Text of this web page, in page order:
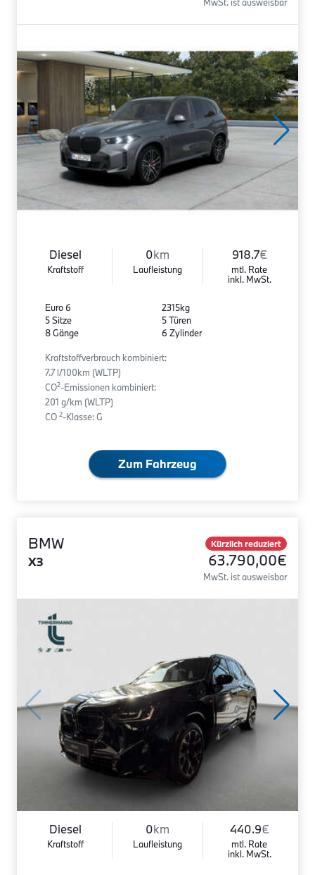
MwSt. ist ausweisbar
Diesel
Kraftstoff
0km
Laufleistung
918.7€
mtl. Rate
inkl. MwSt.
Euro 6
5 Sitze
8 Gänge
2315kg
5 Türen
6 Zylinder
Kraftstoffverbrauch kombiniert:
7.7 l/100km (WLTP)
CO2-Emissionen kombiniert:
201 g/km (WLTP)
CO 2-Klasse: G
Zum Fahrzeug
BMW
X3
Kürzlich reduziert
63.790,00€
MwSt. ist ausweisbar
Diesel
Kraftstoff
0km
Laufleistung
440.9€
mtl. Rate
inkl. MwSt.